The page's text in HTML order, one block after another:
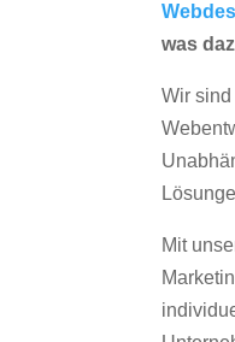
was
Wir
Mit